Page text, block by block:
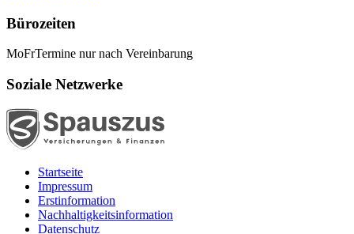
Bürozeiten
MoFrTermine nur nach Vereinbarung
Soziale Netzwerke
Startseite
Impressum
Erstinformation
Nachhaltigkeitsinformation
Datenschutz